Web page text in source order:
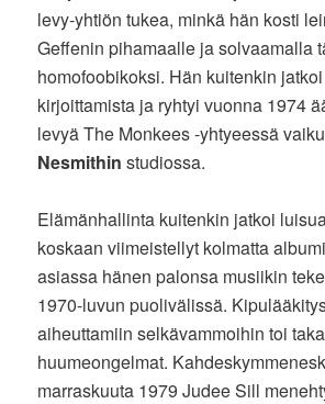
levy-yhtiön tukea, minkä hän kosti
Geffenin pihamaalle ja solvaamalla
homofoobikoksi. Hän kuitenkin
kirjoittamista ja ryhtyi vuonna 1974
levyä The Monkees -yhtyeessä
Nesmithin studiossa.
Elämänhallinta kuitenkin jatkoi
koskaan viimeistellyt kolmatta
asiassa hänen palonsa musiikin
1970-luvun puolivälissä.
aiheuttamiin selkävammoihin toi
huumeongelmat.
marraskuuta 1979 Judee Sill